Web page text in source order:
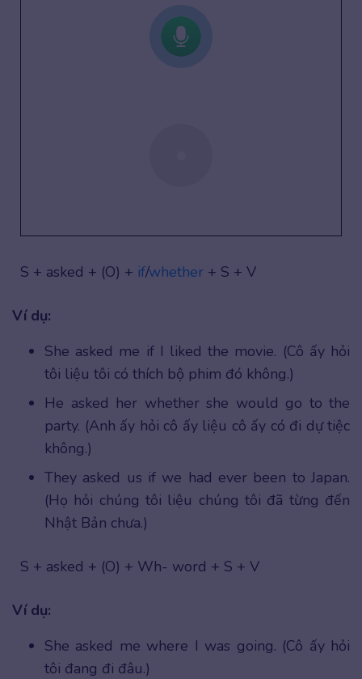
S + asked + (O) + if/whether + S + V
Ví dụ:
She asked me if I liked the movie. (Cô ấy hỏi
tôi liệu tôi có thích bộ phim đó không.)
He asked her whether she would go to the
party. (Anh ấy hỏi cô ấy liệu cô ấy có đi dự tiệc
không.)
They asked us if we had ever been to Japan.
(Họ hỏi chúng tôi liệu chúng tôi đã từng đến
Nhật Bản chưa.)
S + asked + (O) + Wh- word + S + V
Ví dụ:
She asked me where I was going. (Cô ấy hỏi
tôi đang đi đâu.)